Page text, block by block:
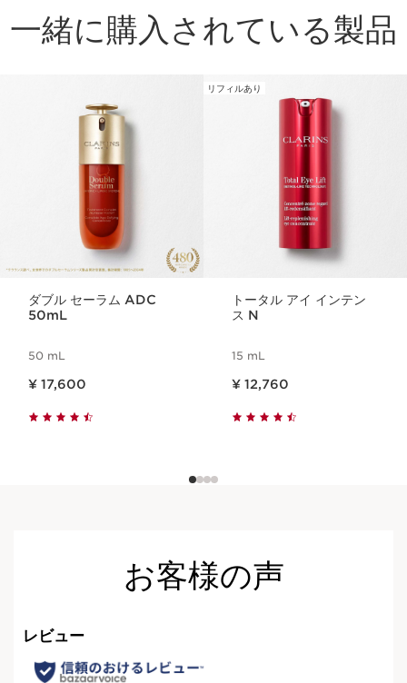
一緒に購入されている製品
ダブル セーラム ADC
50mL
50 mL
¥ 17,600
リフィルあり
トータル アイ インテン
ス N
15 mL
¥ 12,760
お客様の声